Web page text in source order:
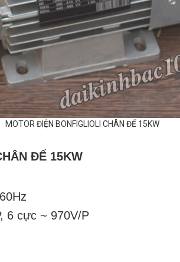
MOTOR ĐIỆN BONFIGLIOLI CHÂN ĐẾ 15KW
ĐẾ 15KW
6 cực ~ 970V/P